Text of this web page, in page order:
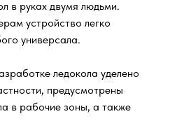
в руках двумя людьми.
устройство легко
универсала.
ледокола уделено
предусмотрены
в рабочие зоны, а также